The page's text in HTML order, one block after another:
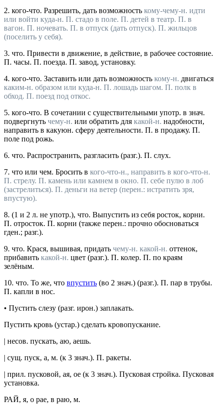
2. кого-что. Разрешить, дать возможность кому-чему-н. идти
или войти куда-н. П. стадо в поле. П. детей в театр. П. в
вагон. П. ночевать. П. в отпуск (дать отпуск). П. жильцов
(поселить у себя).
3. что. Привести в движение, в действие, в рабочее состояние.
П. часы. П. поезда. П. завод, установку.
4. кого-что. Заставить или дать возможность кому-н. двигаться
каким-н. образом или куда-н. П. лошадь шагом. П. полк в
обход. П. поезд под откос.
5. кого-что. В сочетании с существительными употр. в знач.
подвергнуть чему-н. или обратить для какой-н. надобности,
направить в какуюн. сферу деятельности. П. в продажу. П.
поле под рожь.
6. что. Распространить, разгласить (разг.). П. слух.
7. что или чем. Бросить в кого-что-н., направить в кого-что-н.
П. стрелу. П. камень или камнем в окно. П. себе пулю в лоб
(застрелиться). П. деньги на ветер (перен.: истратить зря,
впустую).
8. (1 и 2 л. не употр.), что. Выпустить из себя росток, корни.
П. отросток. П. корни (также перен.: прочно обосноваться
гден.; разг.).
9. что. Крася, вышивая, придать чему-н. какой-н. оттенок,
прибавить какой-н. цвет (разг.). П. колер. П. по краям
зелёным.
10. что. То же, что впустить (во 2 знач.) (разг.). П. пар в трубы.
П. капли в нос.
• Пустить слезу (разг. ирон.) заплакать.
Пустить кровь (устар.) сделать кровопускание.
| несов. пускать, аю, аешь.
| сущ. пуск, а, м. (к 3 знач.). П. ракеты.
| прил. пусковой, ая, ое (к 3 знач.). Пусковая стройка. Пусковая
установка.
РАЙ, я, о рае, в раю, м.